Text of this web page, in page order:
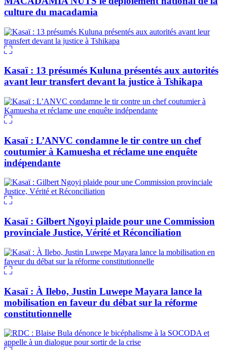
culture du macadamia
Kasaï : 13 présumés Kuluna présentés aux autorités
avant leur transfert devant la justice à Tshikapa
Kasaï : L’ANVC condamne le tir contre un chef
coutumier à Kamuesha et réclame une enquête
indépendante
Kasaï : Gilbert Ngoyi plaide pour une Commission
provinciale Justice, Vérité et Réconciliation
Kasaï : À Ilebo, Justin Luwepe Mayara lance la
mobilisation en faveur du débat sur la réforme
constitutionnelle